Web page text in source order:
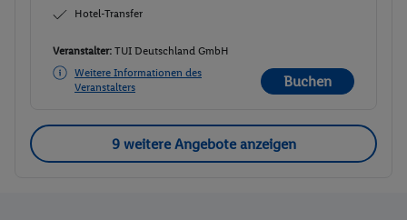
Hotel-Transfer
Veranstalter: TUI Deutschland GmbH
Weitere Informationen des
Veranstalters
Buchen
9 weitere Angebote anzeigen